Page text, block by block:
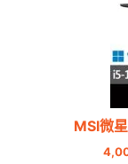
MSI微